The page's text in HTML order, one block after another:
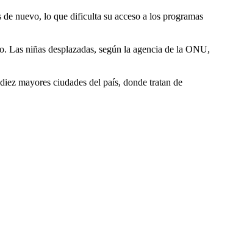
nuevo, lo que dificulta su acceso a los programas
Las niñas desplazadas, según la agencia de la ONU,
mayores ciudades del país, donde tratan de